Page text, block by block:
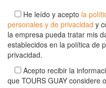
He leído y acepto la
personales y de privacidad y
la empresa pueda tratar mis
establecidos en la política de
privacidad.
Acepto recibir la
que TOURS GUAY considere